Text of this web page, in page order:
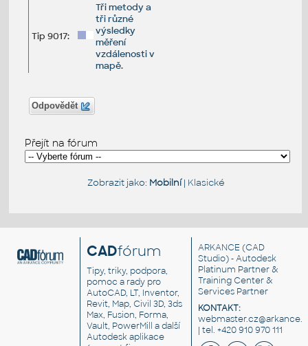
Tip 9017:
Tři metody a
tři různé
výsledky
měření
vzdálenosti v
mapě.
Odpovědět
Přejít na fórum
Zobrazit jako: Mobilní| Klasické
CADfórum
Tipy, triky, podpora,
pomoc a rady pro
AutoCAD, LT, Inventor,
Revit, Map, Civil 3D, 3ds
Max, Fusion, Forma,
Vault, PowerMill a další
Autodesk aplikace
ARKANCE (CAD
Studio) - Autodesk
Platinum Partner &
Training Center &
Services Partner
KONTAKT:
| tel. +420 910 970 111